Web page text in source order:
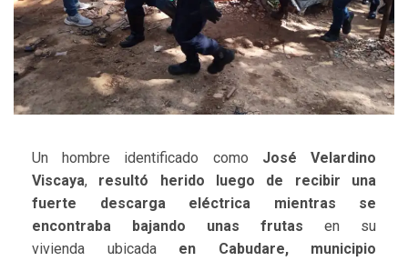
Un hombre identificado como José Velardino
Viscaya, resultó herido luego de recibir una
fuerte descarga eléctrica mientras se
encontraba bajando unas frutas en su
vivienda ubicada en Cabudare, municipio